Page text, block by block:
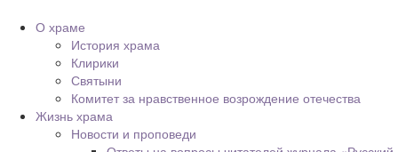
О храме
История храма
Клирики
Святыни
Комитет за нравственное возрождение отечества
Жизнь храма
Новости и проповеди